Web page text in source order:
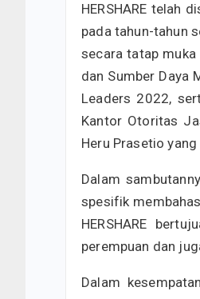
HERSHARE telah
pada tahun-tahun
secara tatap
dan Sumber Daya
Leaders 2022,
Kantor Otoritas
Heru Prasetio
Dalam
spesifik
HERSHARE
perempuan dan
Dalam